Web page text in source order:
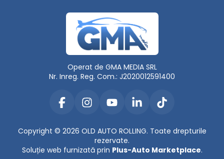
Operat de GMA MEDIA SRL
Nr. Inreg. Reg. Com.: J2020012591400
Copyright © 2026 OLD AUTO ROLLING. Toate drepturile
rezervate.
Soluție web furnizată prin Plus-Auto Marketplace.